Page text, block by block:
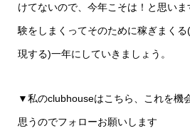
けてないので、今年こそは！と思い
験をしまくってそのために稼ぎまく
現する)一年にしていきましょう。
▼私のclubhouseはこちら、これを機
思うのでフォローお願いします